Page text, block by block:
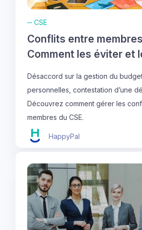
─ CSE
Conflits entre
Comment les éviter et
Désaccord sur la gestion du
personnelles, contestation d’une
Découvrez comment gérer les
membres du CSE.
HappyPal